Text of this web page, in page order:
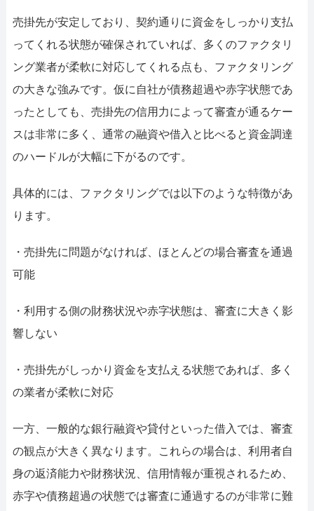
売掛先が安定しており、契約通りに資金をしっかり支払
ってくれる状態が確保されていれば、多くのファクタリ
ング業者が柔軟に対応してくれる点も、ファクタリング
の大きな強みです。仮に自社が債務超過や赤字状態であ
ったとしても、売掛先の信用力によって審査が通るケー
スは非常に多く、通常の融資や借入と比べると資金調達
のハードルが大幅に下がるのです。
具体的には、ファクタリングでは以下のような特徴があ
ります。
・売掛先に問題がなければ、ほとんどの場合審査を通過
可能
・利用する側の財務状況や赤字状態は、審査に大きく影
響しない
・売掛先がしっかり資金を支払える状態であれば、多く
の業者が柔軟に対応
一方、一般的な銀行融資や貸付といった借入では、審査
の観点が大きく異なります。これらの場合は、利用者自
身の返済能力や財務状況、信用情報が重視されるため、
赤字や債務超過の状態では審査に通過するのが非常に難